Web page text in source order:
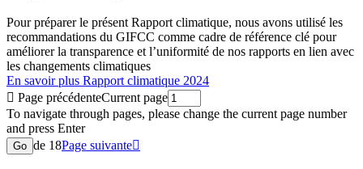
Pour préparer le présent Rapport climatique, nous avons utilisé les
recommandations du GIFCC comme cadre de référence clé pour
améliorer la transparence et l’uniformité de nos rapports en lien avec
les changements climatiques
En savoir plus Rapport climatique 2024
 Page précédenteCurrent page
To navigate through pages, please change the current page number
and press Enter
Go de 18Page suivante